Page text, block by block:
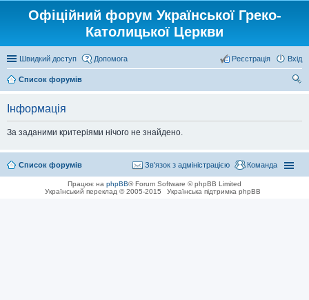
Офіційний форум Української Греко-
Католицької Церкви
Швидкий доступ Допомога Вхід
Реєстрація
Список форумів
Інформація
За заданими критеріями нічого не знайдено.
Список форумів Команда
Зв'язок з адміністрацією
Працює на phpBB® Forum Software © phpBB Limited
Український переклад © 2005-2015
Українська підтримка phpBB